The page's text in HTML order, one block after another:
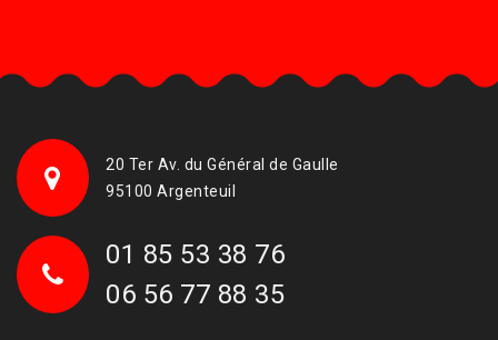
20 Ter Av. du Général de Gaulle
95100 Argenteuil
01 85 53 38 76
06 56 77 88 35